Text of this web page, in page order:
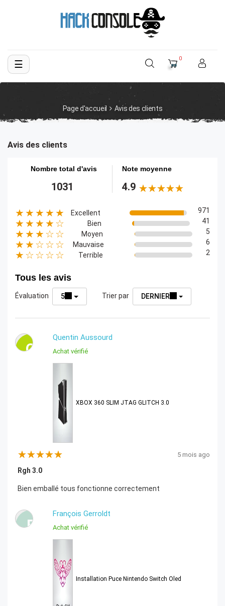
Basculer
☰ 0
Page d'accueil Avis des clients
Avis des clients
Nombre total d'avis
1031
Note moyenne
4.9
★★★★★ Excellent 971
★★★★☆ Bien 41
★★★☆☆ Moyen 5
★★☆☆☆ Mauvaise 6
★☆☆☆☆ Terrible 2
Tous les avis
Évaluation 5 Trier par DERNIER
Q
Quentin Aussourd
Achat vérifié
XBOX 360 SLIM JTAG GLITCH 3.0
5 mois ago
Rgh 3.0
Bien emballé tous fonctionne correctement
F
François Gerroldt
Achat vérifié
Installation Puce Nintendo Switch Oled